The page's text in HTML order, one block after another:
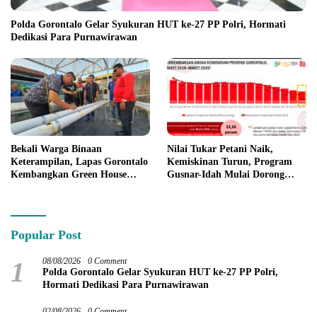
Polda Gorontalo Gelar Syukuran HUT ke-27 PP Polri, Hormati
Dedikasi Para Purnawirawan
Bekali Warga Binaan
Keterampilan, Lapas Gorontalo
Kembangkan Green House
Nilai Tukar Petani Naik,
Kemiskinan Turun, Program
Gusnar-Idah Mulai Dorong
Popular Post
1 08/08/2026 0 Comment
Polda Gorontalo Gelar Syukuran HUT ke-27 PP Polri,
Hormati Dedikasi Para Purnawirawan